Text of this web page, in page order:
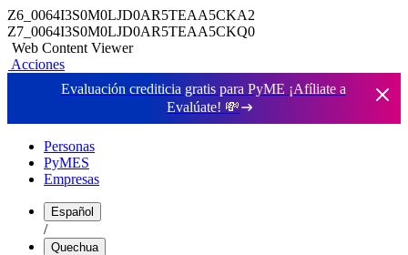
Z6_0064I3S0M0LJD0AR5TEAA5CKA2
Z7_0064I3S0M0LJD0AR5TEAA5CKQ0
Web Content Viewer
Acciones
Evaluación crediticia gratis para PyME ¡Afíliate a
Evalúate! 💸
Personas
PyMES
Empresas
Español
/
Quechua